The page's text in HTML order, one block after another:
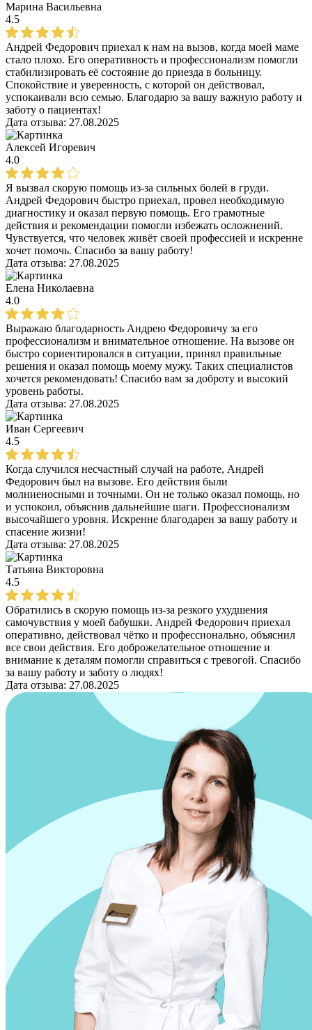
Марина Васильевна
4.5
Андрей Федорович приехал к нам на вызов, когда моей маме
стало плохо. Его оперативность и профессионализм помогли
стабилизировать её состояние до приезда в больницу.
Спокойствие и уверенность, с которой он действовал,
успокаивали всю семью. Благодарю за вашу важную работу и
заботу о пациентах!
Дата отзыва: 27.08.2025
Алексей Игоревич
4.0
Я вызвал скорую помощь из-за сильных болей в груди.
Андрей Федорович быстро приехал, провел необходимую
диагностику и оказал первую помощь. Его грамотные
действия и рекомендации помогли избежать осложнений.
Чувствуется, что человек живёт своей профессией и искренне
хочет помочь. Спасибо за вашу работу!
Дата отзыва: 27.08.2025
Елена Николаевна
4.0
Выражаю благодарность Андрею Федоровичу за его
профессионализм и внимательное отношение. На вызове он
быстро сориентировался в ситуации, принял правильные
решения и оказал помощь моему мужу. Таких специалистов
хочется рекомендовать! Спасибо вам за доброту и высокий
уровень работы.
Дата отзыва: 27.08.2025
Иван Сергеевич
4.5
Когда случился несчастный случай на работе, Андрей
Федорович был на вызове. Его действия были
молниеносными и точными. Он не только оказал помощь, но
и успокоил, объяснив дальнейшие шаги. Профессионализм
высочайшего уровня. Искренне благодарен за вашу работу и
спасение жизни!
Дата отзыва: 27.08.2025
Татьяна Викторовна
4.5
Обратились в скорую помощь из-за резкого ухудшения
самочувствия у моей бабушки. Андрей Федорович приехал
оперативно, действовал чётко и профессионально, объяснил
все свои действия. Его доброжелательное отношение и
внимание к деталям помогли справиться с тревогой. Спасибо
за вашу работу и заботу о людях!
Дата отзыва: 27.08.2025